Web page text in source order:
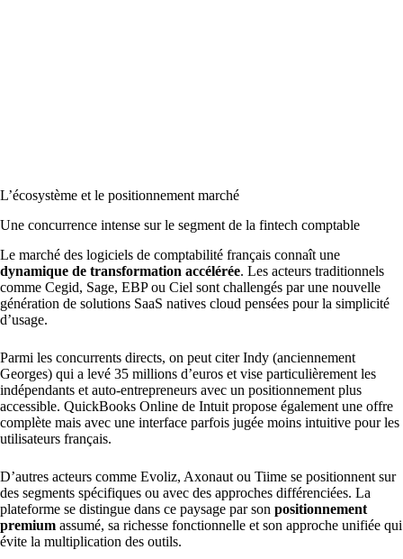
L’écosystème et le positionnement marché
Une concurrence intense sur le segment de la fintech comptable
Le marché des logiciels de comptabilité français connaît une
dynamique de transformation accélérée. Les acteurs traditionnels
comme Cegid, Sage, EBP ou Ciel sont challengés par une nouvelle
génération de solutions SaaS natives cloud pensées pour la simplicité
d’usage.
Parmi les concurrents directs, on peut citer Indy (anciennement
Georges) qui a levé 35 millions d’euros et vise particulièrement les
indépendants et auto-entrepreneurs avec un positionnement plus
accessible. QuickBooks Online de Intuit propose également une offre
complète mais avec une interface parfois jugée moins intuitive pour les
utilisateurs français.
D’autres acteurs comme Evoliz, Axonaut ou Tiime se positionnent sur
des segments spécifiques ou avec des approches différenciées. La
plateforme se distingue dans ce paysage par son positionnement
premium assumé, sa richesse fonctionnelle et son approche unifiée qui
évite la multiplication des outils.